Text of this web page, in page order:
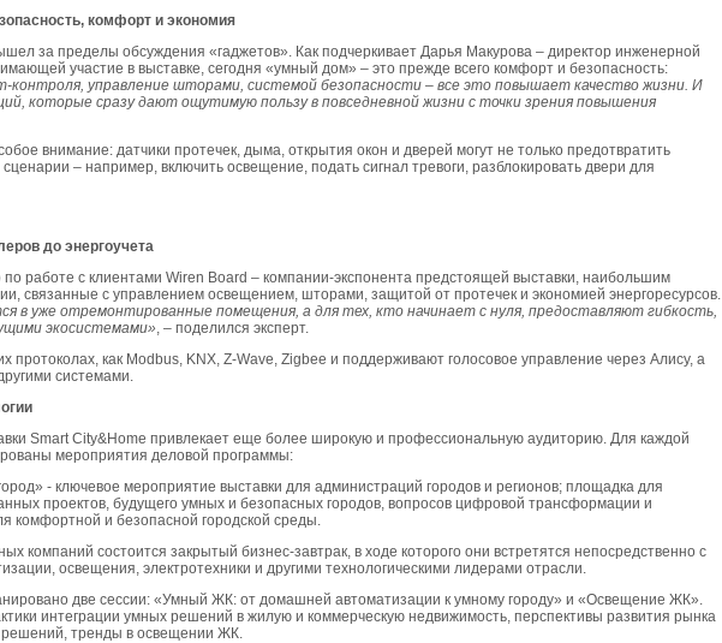
комфорт и экономия
за пределы обсуждения «гаджетов». Как подчеркивает Дарья Макурова – директор инженерной
участие в выставке, сегодня «умный дом» ‒ это прежде всего комфорт и безопасность:
контроля, управление шторами, системой безопасности ‒ все это повышает качество жизни. И
которые сразу дают ощутимую пользу в повседневной жизни с точки зрения повышения
внимание: датчики протечек, дыма, открытия окон и дверей могут не только предотвратить
– например, включить освещение, подать сигнал тревоги, разблокировать двери для
до энергоучета
работе с клиентами Wiren Board – компании-экспонента предстоящей выставки, наибольшим
связанные с управлением освещением, шторами, защитой от протечек и экономией энергоресурсов.
в уже отремонтированные помещения, а для тех, кто начинает с нуля, предоставляют гибкость,
экосистемами», ‒ поделился эксперт.
протоколах, как Modbus, KNX, Z-Wave, Zigbee и поддерживают голосовое управление через Алису, а
системами.
Smart City&Home привлекает еще более широкую и профессиональную аудиторию. Для каждой
мероприятия деловой программы:
- ключевое мероприятие выставки для администраций городов и регионов; площадка для
проектов, будущего умных и безопасных городов, вопросов цифровой трансформации и
комфортной и безопасной городской среды.
компаний состоится закрытый бизнес-завтрак, в ходе которого они встретятся непосредственно с
освещения, электротехники и другими технологическими лидерами отрасли.
две сессии: «Умный ЖК: от домашней автоматизации к умному городу» и «Освещение ЖК».
интеграции умных решений в жилую и коммерческую недвижимость, перспективы развития рынка
решений, тренды в освещении ЖК.